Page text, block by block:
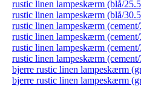
rustic linen lampeskærm (blå/
rustic linen lampeskærm (blå/
rustic linen lampeskærm
rustic linen lampeskærm
rustic linen lampeskærm
rustic linen lampeskærm
bjerre rustic linen lampeskærm
bjerre rustic linen lampeskærm